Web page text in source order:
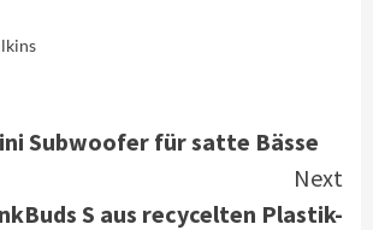
Subwoofer für satte Bässe
Next
S aus recycelten Plastik-